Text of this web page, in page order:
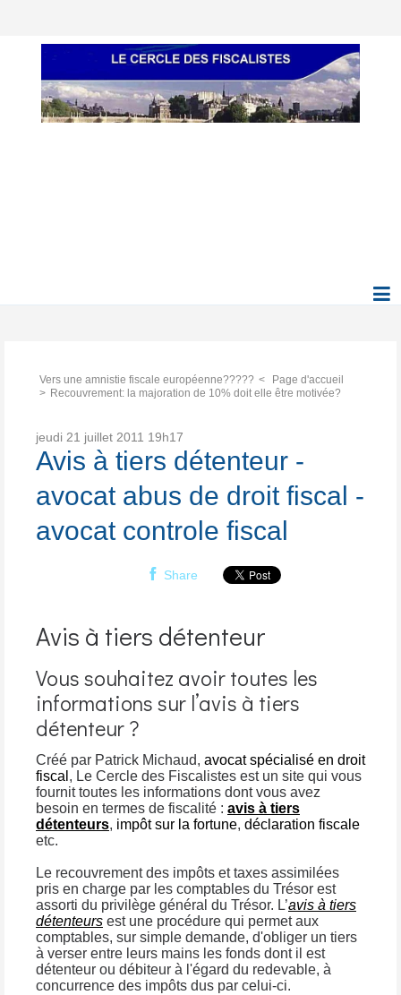
Vers une amnistie fiscale européenne?????
Page d'accueil
Recouvrement: la majoration de 10% doit elle être motivée?
jeudi 21 juillet 2011 19h17
Avis à tiers détenteur -
avocat abus de droit fiscal -
avocat controle fiscal
Share
Avis à tiers détenteur
Vous souhaitez avoir toutes les
informations sur l’avis à tiers
détenteur ?
Créé par Patrick Michaud, avocat spécialisé en droit
fiscal , Le Cercle des Fiscalistes est un site qui vous
fournit toutes les informations dont vous avez
besoin en termes de fiscalité : avis à tiers
détenteurs, impôt sur la fortune, déclaration fiscale
etc.
Le recouvrement des impôts et taxes assimilées
pris en charge par les comptables du Trésor est
assorti du privilège général du Trésor. L’avis à tiers
détenteurs est une procédure qui permet aux
comptables, sur simple demande, d'obliger un tiers
à verser entre leurs mains les fonds dont il est
détenteur ou débiteur à l'égard du redevable, à
concurrence des impôts dus par celui-ci.